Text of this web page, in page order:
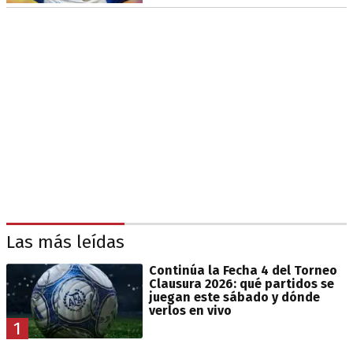
Las más leídas
1
Continúa la Fecha 4 del Torneo
Clausura 2026: qué partidos se
juegan este sábado y dónde
verlos en vivo